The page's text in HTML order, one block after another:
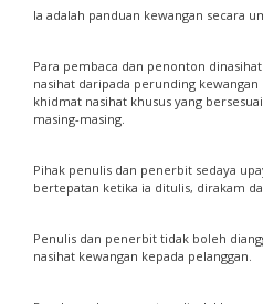
Ia adalah panduan kewangan secara
Para pembaca dan penonton
nasihat daripada perunding
khidmat nasihat khusus yang
masing-masing.
Pihak penulis dan penerbit sedaya
bertepatan ketika ia ditulis, dirakam
Penulis dan penerbit tidak boleh
nasihat kewangan kepada pelanggan.